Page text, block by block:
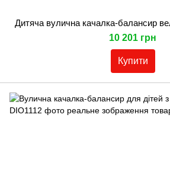
Дитяча вулична качалка-балансир
10 201 грн
Купити